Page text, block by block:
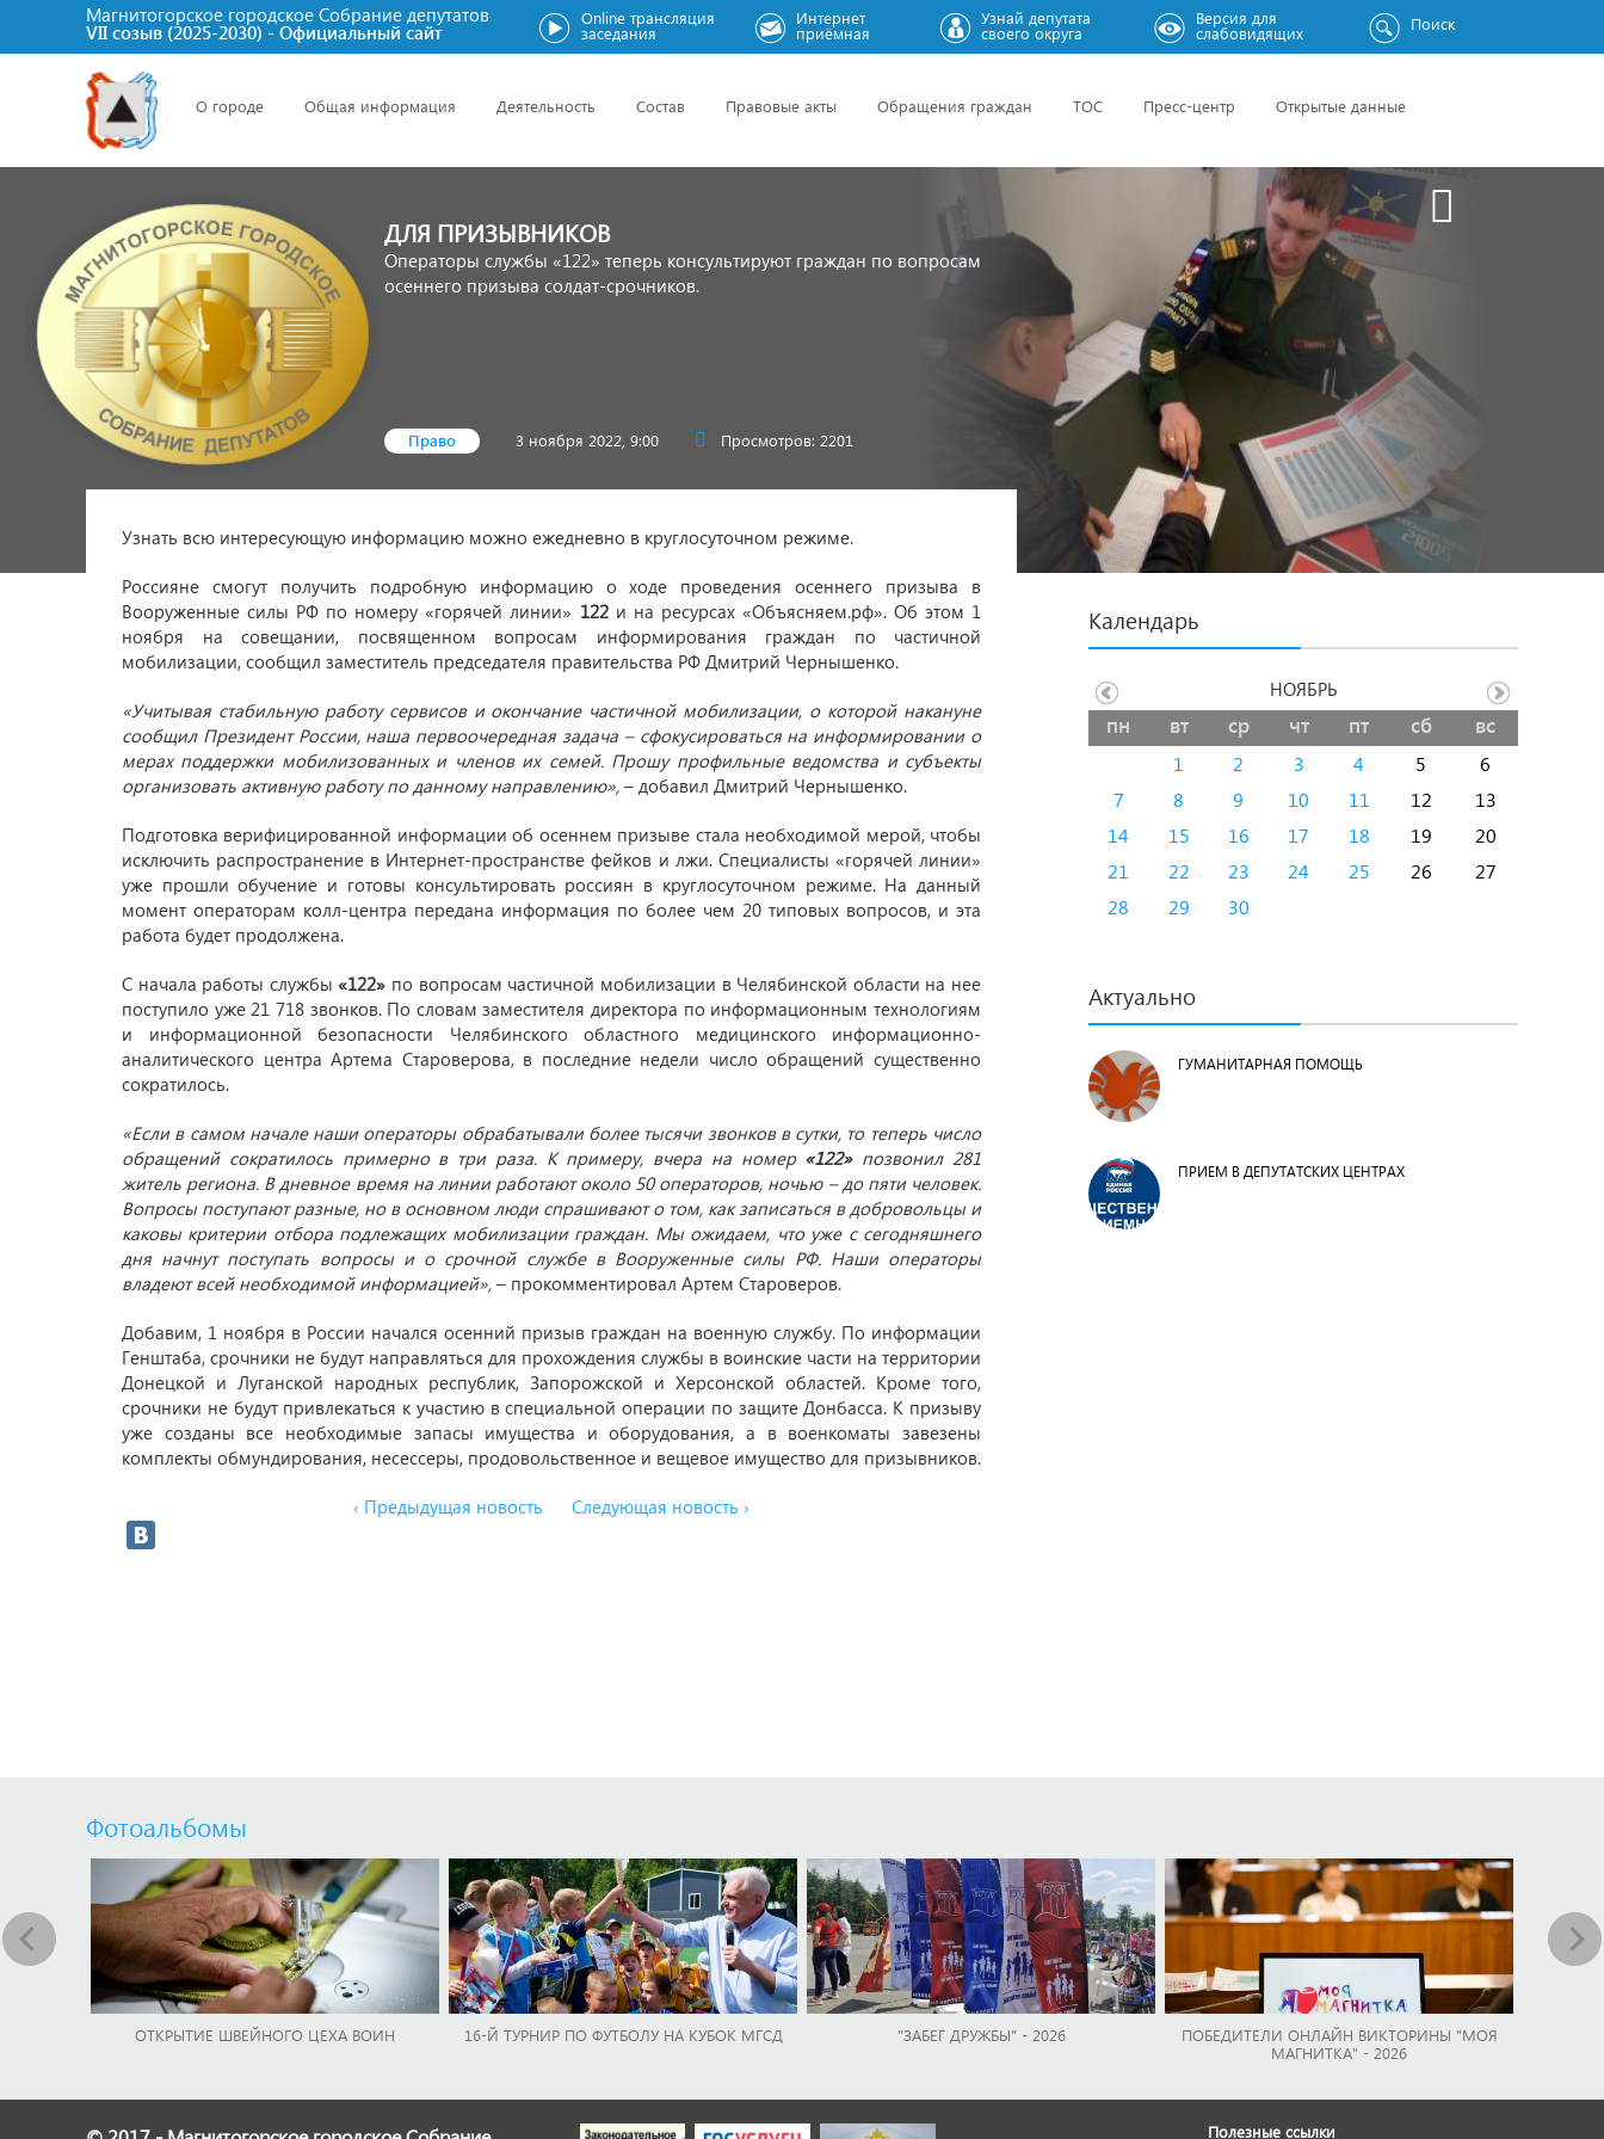
Магнитогорское городское Cобрание депутатов
VII созыв (2025-2030) - Официальный сайт
Online трансляция
заседания
Интернет
приёмная
Узнай депутата
своего округа
Версия для
слабовидящих Поиск
О городе Общая информация Деятельность Состав Правовые акты Обращения граждан ТОС Пресс-центр Открытые данные
ДЛЯ ПРИЗЫВНИКОВ
Операторы службы «122» теперь консультируют граждан по вопросам
осеннего призыва солдат-срочников.
Право 3 ноября 2022, 9:00 Просмотров: 2201
Узнать всю интересующую информацию можно ежедневно в круглосуточном режиме.
Россияне смогут получить подробную информацию о ходе проведения осеннего призыва в
Вооруженные силы РФ по номеру «горячей линии» 122и на ресурсах «Объясняем.рф». Об этом 1
ноября на совещании, посвященном вопросам информирования граждан по частичной
мобилизации, сообщил заместитель председателя правительства РФ Дмитрий Чернышенко.
«Учитывая стабильную работу сервисов и окончание частичной мобилизации, о которой накануне
сообщил Президент России, наша первоочередная задача – сфокусироваться на информировании о
мерах поддержки мобилизованных и членов их семей. Прошу профильные ведомства и субъекты
организовать активную работу по данному направлению», – добавил Дмитрий Чернышенко.
Подготовка верифицированной информации об осеннем призыве стала необходимой мерой, чтобы
исключить распространение в Интернет-пространстве фейков и лжи. Специалисты «горячей линии»
уже прошли обучение и готовы консультировать россиян в круглосуточном режиме. На данный
момент операторам колл-центра передана информация по более чем 20 типовых вопросов, и эта
работа будет продолжена.
С начала работы службы«122» по вопросам частичной мобилизации в Челябинской области на нее
поступило уже 21 718 звонков. По словам заместителя директора по информационным технологиям
и информационной безопасности Челябинского областного медицинского информационно-
аналитического центра Артема Староверова, в последние недели число обращений существенно
сократилось.
«Если в самом начале наши операторы обрабатывали более тысячи звонков в сутки, то теперь число
обращений сократилось примерно в три раза. К примеру, вчера на номер «122»позвонил 281
житель региона. В дневное время на линии работают около 50 операторов, ночью – до пяти человек.
Вопросы поступают разные, но в основном люди спрашивают о том, как записаться в добровольцы и
каковы критерии отбора подлежащих мобилизации граждан. Мы ожидаем, что уже с сегодняшнего
дня начнут поступать вопросы и о срочной службе в Вооруженные силы РФ. Наши операторы
владеют всей необходимой информацией», – прокомментировал Артем Староверов.
Добавим, 1 ноября в России начался осенний призыв граждан на военную службу. По информации
Генштаба, срочники не будут направляться для прохождения службы в воинские части на территории
Донецкой и Луганской народных республик, Запорожской и Херсонской областей. Кроме того,
срочники не будут привлекаться к участию в специальной операции по защите Донбасса. К призыву
уже созданы все необходимые запасы имущества и оборудования, а в военкоматы завезены
комплекты обмундирования, несессеры, продовольственное и вещевое имущество для призывников.
‹ Предыдущая новость Следующая новость ›
Календарь
пн вт ср чт пт сб вс
1 2 3 4 5
6
7
8 9 10 11 12
13
14
15 16 17 18 19
20
21
22 23 24 25 26
27
28
29 30
НОЯБРЬ
Актуально
ГУМАНИТАРНАЯ ПОМОЩЬ
ПРИЕМ В ДЕПУТАТСКИХ ЦЕНТРАХ
Фотоальбомы
ОТКРЫТИЕ ШВЕЙНОГО ЦЕХА ВОИН 16-Й ТУРНИР ПО ФУТБОЛУ НА КУБОК МГСД "ЗАБЕГ ДРУЖБЫ" - 2026
ПОБЕДИТЕЛИ ОНЛАЙН ВИКТОРИНЫ "МОЯ
МАГНИТКА" - 2026
Полезные ссылки